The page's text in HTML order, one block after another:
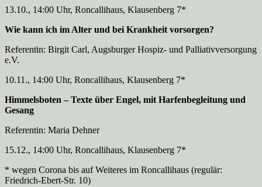
13.10., 14:00 Uhr, Roncallihaus, Klausenberg 7*
Wie kann ich im Alter und bei Krankheit vorsorgen?
Referentin: Birgit Carl, Augsburger Hospiz- und Palliativversorgung
e.V.
10.11., 14:00 Uhr, Roncallihaus, Klausenberg 7*
Himmelsboten – Texte über Engel, mit Harfenbegleitung und
Gesang
Referentin: Maria Dehner
15.12., 14:00 Uhr, Roncallihaus, Klausenberg 7*
* wegen Corona bis auf Weiteres im Roncallihaus (regulär:
Friedrich-Ebert-Str. 10)